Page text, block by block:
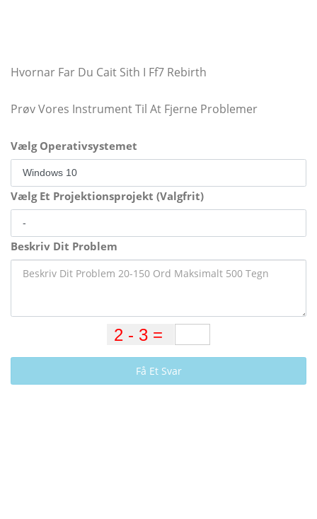
Hvornar Far Du Cait Sith I Ff7 Rebirth
Prøv Vores Instrument Til At Fjerne Problemer
Vælg Operativsystemet
Vælg Et Projektionsprojekt (Valgfrit)
Beskriv Dit Problem
Få Et Svar